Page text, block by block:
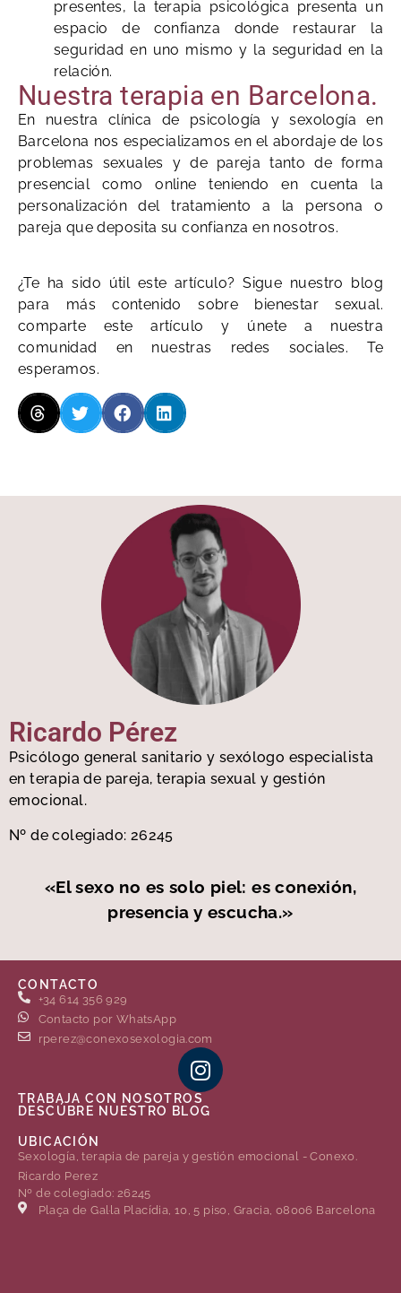
presentes, la terapia psicológica presenta un
espacio de confianza donde restaurar la
seguridad en uno mismo y la seguridad en la
relación.
Nuestra terapia en Barcelona.
En nuestra clínica de psicología y sexología en
Barcelona nos especializamos en el abordaje de los
problemas sexuales y de pareja tanto de forma
presencial como online teniendo en cuenta la
personalización del tratamiento a la persona o
pareja que deposita su confianza en nosotros.
¿Te ha sido útil este artículo? Sigue nuestro blog
para más contenido sobre bienestar sexual.
comparte este artículo y únete a nuestra
comunidad en nuestras redes sociales. Te
esperamos.
Ricardo Pérez
Psicólogo general sanitario y sexólogo especialista
en terapia de pareja, terapia sexual y gestión
emocional.
Nº de colegiado: 26245
«El sexo no es solo piel: es conexión,
presencia y escucha.»
CONTACTO
+34 614 356 929
Contacto por WhatsApp
rperez@conexosexologia.com
TRABAJA CON NOSOTROS
DESCÚBRE NUESTRO BLOG
UBICACIÓN
Sexología, terapia de pareja y gestión emocional - Conexo.
Ricardo Perez
Nº de colegiado: 26245
Plaça de Gal·la Placídia, 10, 5 piso, Gracia, 08006 Barcelona